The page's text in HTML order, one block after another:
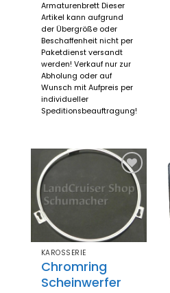
Armaturenbrett Dieser
Artikel kann aufgrund
der Übergröße oder
Beschaffenheit nicht per
Paketdienst versandt
werden! Verkauf nur zur
Abholung oder auf
Wunsch mit Aufpreis per
individueller
Speditionsbeauftragung!
Zum
Merkzettel
hinzufügen
KAROSSERIE
Chromring
Scheinwerfer